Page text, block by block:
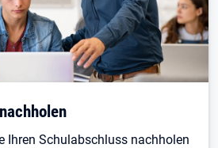
Ihren Schulabschluss nachholen